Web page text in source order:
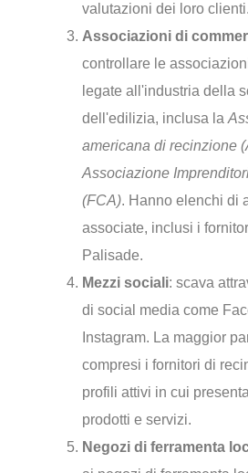
valutazioni dei loro clienti.
Associazioni di
controllare le
legate all'industria della
dell'edilizia, inclusa la
americana di recinzione
Associazione
(FCA). Hanno elenchi di
associate, inclusi i
Palisade.
Mezzi sociali: scava
di social media come
Instagram. La maggior
compresi i fornitori di
profili attivi in cui
prodotti e servizi.
Negozi di ferramenta